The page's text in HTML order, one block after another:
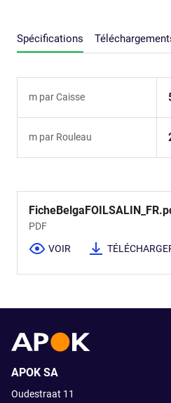
Spécifications
m par Caisse
m par Rouleau
PDF
VOIR
APOK SA
Oudestraat 11